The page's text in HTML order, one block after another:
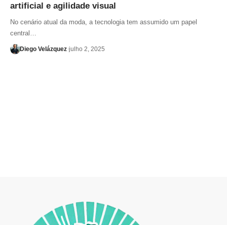
artificial e agilidade visual
No cenário atual da moda, a tecnologia tem assumido um papel
central…
Diego Velázquez julho 2, 2025